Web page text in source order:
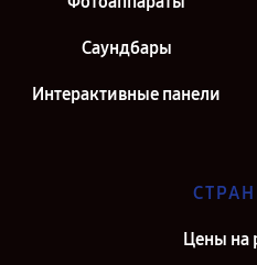
Саундбары
Интерактивные панели
Цены на